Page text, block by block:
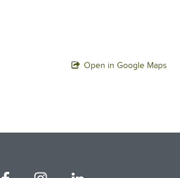
Open in Google Maps